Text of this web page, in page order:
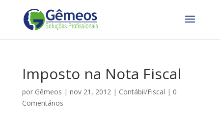
Imposto na Nota Fiscal
por Gêmeos | nov 21, 2012| Contábil/Fiscal | 0
Comentários